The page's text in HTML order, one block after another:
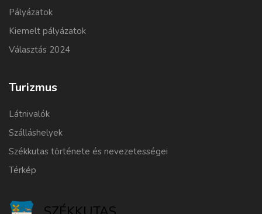
Pályázatok
Kiemelt pályázatok
Választás 2024
Turizmus
Látnivalók
Szálláshelyek
Székkutas története és nevezetességei
Térkép